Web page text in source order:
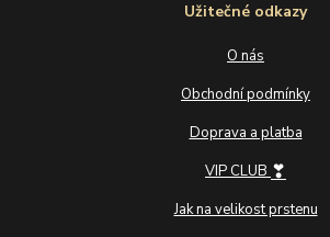
Užitečné odkazy
O nás
Obchodní podmínky
Doprava a platba
VIP CLUB ❣
Jak na velikost prstenu